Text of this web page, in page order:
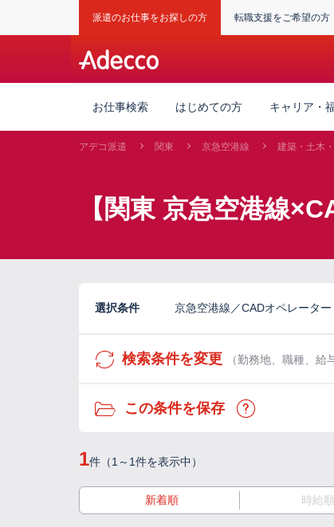
派遣のお仕事をお探しの方 転職支援をご希望の方
お仕事検索 はじめての方 キャリア・
アデコ派遣 関東 京急空港線 建築・土木
【関東 京急空港線
選択条件 京急空港線／CADオペレータ
検索条件を変更 （勤務地、職種、給
この条件を保存
1件（1～1件を表示中）
新着順 時給順